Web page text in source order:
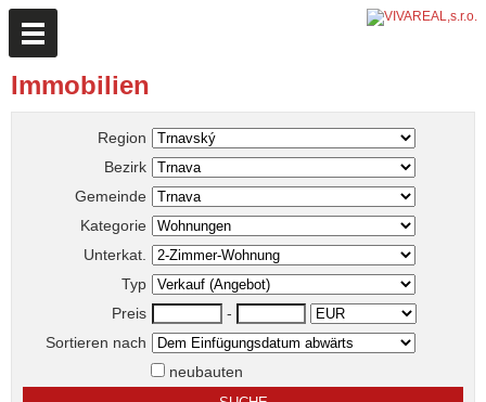
Immobilien
Region
Bezirk
Gemeinde
Kategorie
Unterkat.
Typ
Preis
-
Sortieren nach
neubauten